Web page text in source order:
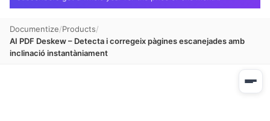
Documentize Products
AI PDF Deskew – Detecta i corregeix pàgines escanejades amb
inclinació instantàniament